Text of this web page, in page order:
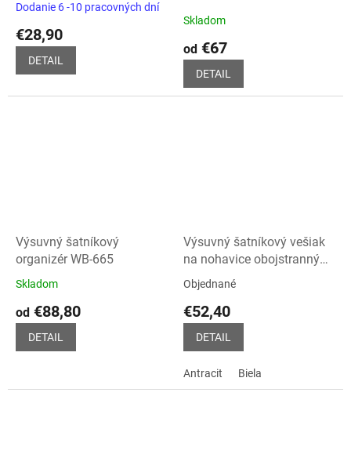
Priemerné
produktu
5
Dodanie 6 -10 pracovných dní
€28,90
DETAIL
Skladom
od €67
DETAIL
Výsuvný šatníkový
organizér WB-665
Priemerné
produktu
hviezdičiek.
Skladom
od €88,80
DETAIL
Výsuvný šatníkový vešiak
na nohavice obojstranný
WB-668
Priemerné
produktu
5
hviezdičiek.
Objednané
€52,40
DETAIL
Antracit Biela